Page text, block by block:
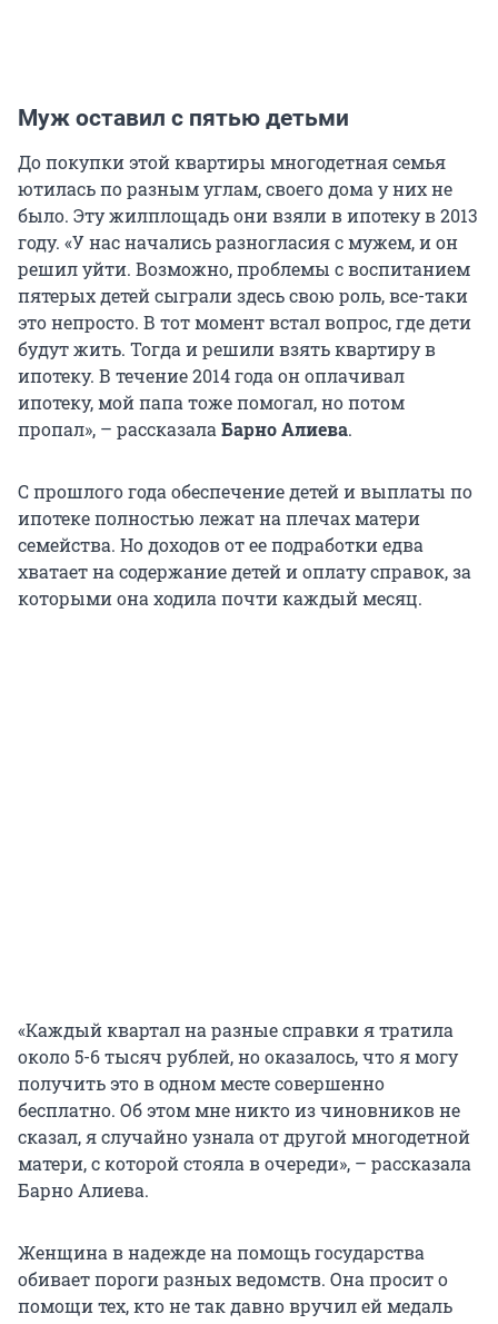
Муж оставил с пятью детьми
До покупки этой квартиры многодетная семья
ютилась по разным углам, своего дома у них не
было. Эту жилплощадь они взяли в ипотеку в 2013
году. «У нас начались разногласия с мужем, и он
решил уйти. Возможно, проблемы с воспитанием
пятерых детей сыграли здесь свою роль, все-таки
это непросто. В тот момент встал вопрос, где дети
будут жить. Тогда и решили взять квартиру в
ипотеку. В течение 2014 года он оплачивал
ипотеку, мой папа тоже помогал, но потом
пропал», – рассказала Барно Алиева.
С прошлого года обеспечение детей и выплаты по
ипотеке полностью лежат на плечах матери
семейства. Но доходов от ее подработки едва
хватает на содержание детей и оплату справок, за
которыми она ходила почти каждый месяц.
«Каждый квартал на разные справки я тратила
около 5-6 тысяч рублей, но оказалось, что я могу
получить это в одном месте совершенно
бесплатно. Об этом мне никто из чиновников не
сказал, я случайно узнала от другой многодетной
матери, с которой стояла в очереди», – рассказала
Барно Алиева.
Женщина в надежде на помощь государства
обивает пороги разных ведомств. Она просит о
помощи тех, кто не так давно вручил ей медаль